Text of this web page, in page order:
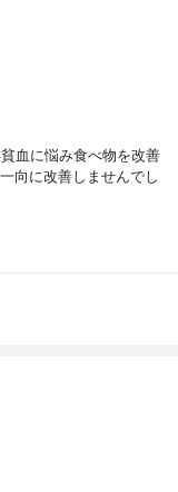
血に悩み食べ物を改善
向に改善しませんでし